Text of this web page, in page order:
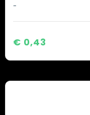
-
€ 0,43